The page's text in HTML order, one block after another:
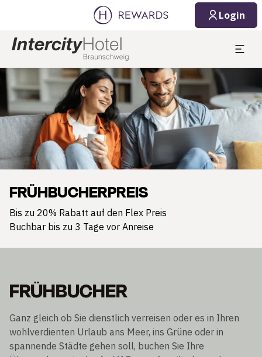
Login
Dia 1 von 1
FRÜHBUCHERPREIS
Bis zu 20% Rabatt auf den Flex Preis
Buchbar bis zu 3 Tage vor Anreise
FRÜHBUCHER
Ganz gleich ob Sie dienstlich verreisen oder es in Ihren
wohlverdienten Urlaub ans Meer, ins Grüne oder in
spannende Städte gehen soll, buchen Sie Ihre